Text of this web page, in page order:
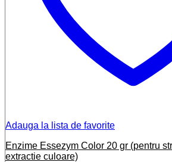
Adauga la lista de favorite
Enzime Essezym Color 20 gr (pentru
extractie culoare)